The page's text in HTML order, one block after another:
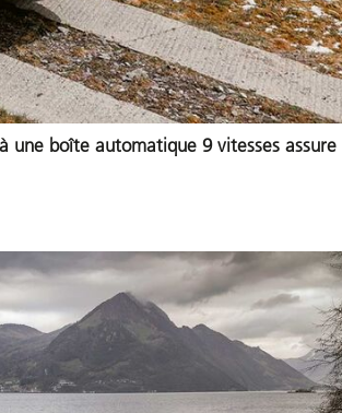
boîte automatique 9 vitesses assure